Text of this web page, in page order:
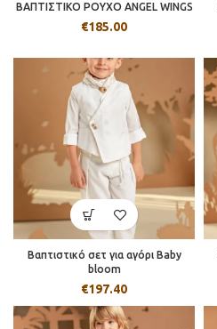
ΒΑΠΤΙΣΤΙΚΟ ΡΟΥΧΟ ANGEL WINGS
€185.00
Βαπτιστικό σετ για αγόρι Baby
bloom
€197.40